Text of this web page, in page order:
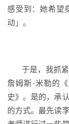
感受到：她希望
动」。
于是，我抓
詹姆斯·米勒的
史》。是的，承
的方式。最先读